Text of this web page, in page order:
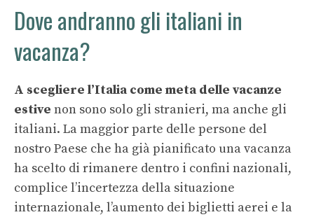
Dove andranno gli italiani in
vacanza?
A scegliere l’Italia come meta delle vacanze
estive non sono solo gli stranieri, ma anche gli
italiani. La maggior parte delle persone del
nostro Paese che ha già pianificato una vacanza
ha scelto di rimanere dentro i confini nazionali,
complice l’incertezza della situazione
internazionale, l’aumento dei biglietti aerei e la